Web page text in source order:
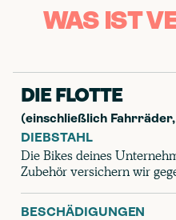
WAS IST
DIE FLOTTE
(einschließlich
DIEBSTAHL
Die Bikes deines
Zubehör versichern wir
BESCHÄDIGUNGEN